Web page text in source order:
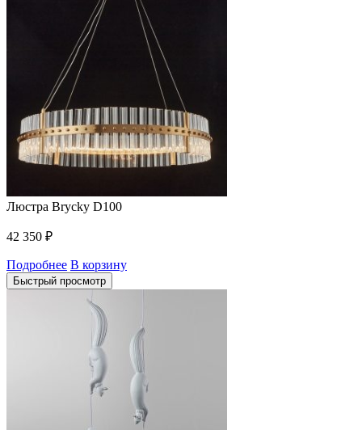
Люстра Brycky D100
42 350 ₽
Подробнее В корзину
Быстрый просмотр